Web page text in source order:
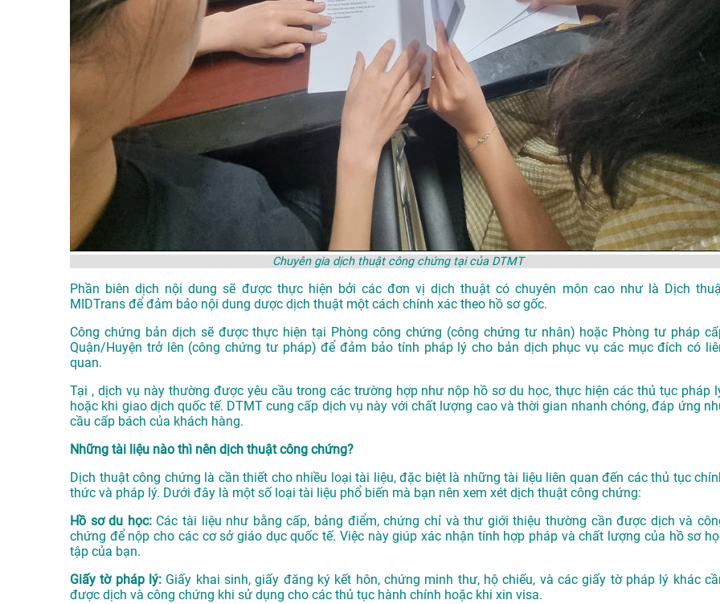
Chuyên gia dịch thuật công chứng tại của DTMT
Phần biên dịch nội dung sẽ được thực hiện bởi các đơn vị dịch thuật có chuyên môn cao như là Dịch
MIDTrans để đảm bảo nội dung dược dịch thuật một cách chính xác theo hồ sơ gốc.
Công chứng bản dịch sẽ được thực hiện tại Phòng công chứng (công chứng tư nhân) hoặc Phòng tư pháp
Quận/Huyện trở lên (công chứng tư pháp) để đảm bảo tính pháp lý cho bản dịch phục vụ các mục đích có
quan.
Tại , dịch vụ này thường được yêu cầu trong các trường hợp như nộp hồ sơ du học, thực hiện các thủ tục pháp
hoặc khi giao dịch quốc tế. DTMT cung cấp dịch vụ này với chất lượng cao và thời gian nhanh chóng, đáp ứng
cầu cấp bách của khách hàng.
Những tài liệu nào thì nên dịch thuật công chứng?
Dịch thuật công chứng là cần thiết cho nhiều loại tài liệu, đặc biệt là những tài liệu liên quan đến các thủ tục
thức và pháp lý. Dưới đây là một số loại tài liệu phổ biến mà bạn nên xem xét dịch thuật công chứng:
Hồ sơ du học:Các tài liệu như bằng cấp, bảng điểm, chứng chỉ và thư giới thiệu thường cần được dịch và
chứng để nộp cho các cơ sở giáo dục quốc tế. Việc này giúp xác nhận tính hợp pháp và chất lượng của hồ sơ
tập của bạn.
Giấy tờ pháp lý: Giấy khai sinh, giấy đăng ký kết hôn, chứng minh thư, hộ chiếu, và các giấy tờ pháp lý khác
được dịch và công chứng khi sử dụng cho các thủ tục hành chính hoặc khi xin visa.